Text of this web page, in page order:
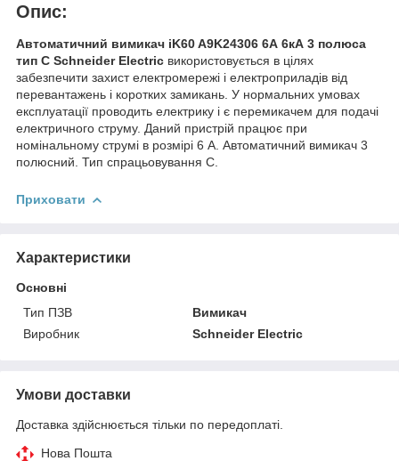
Опис:
Автоматичний вимикач iK60 A9K24306 6А 6кА 3 полюса
тип C Schneider Electric використовується в цілях
забезпечити захист електромережі і електроприладів від
перевантажень і коротких замикань. У нормальних умовах
експлуатації проводить електрику і є перемикачем для подачі
електричного струму. Даний пристрій працює при
номінальному струмі в розмірі 6 A. Автоматичний вимикач 3
полюсний. Тип спрацьовування C.
Приховати
Характеристики
Основні
Тип ПЗВ
Вимикач
Виробник
Schneider Electric
Умови доставки
Доставка здійснюється тільки по передоплаті.
Нова Пошта